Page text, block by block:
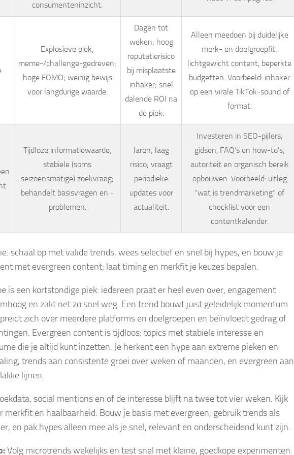
consumenteninzicht.
Explosieve piek;
meme-/challenge-gedreven;
hoge FOMO; weinig bewijs
voor langdurige waarde.
Dagen tot
weken; hoog
reputatierisico
bij misplaatste
inhaker; snel
dalende ROI na
de piek.
Alleen meedoen bij duidelijke
merk- en doelgroepfit;
lichtgewicht content, beperkte
budgetten. Voorbeeld: inhaker
op een virale TikTok-sound of
format.
Tijdloze informatiewaarde;
stabiele (soms
seizoensmatige) zoekvraag;
behandelt basisvragen en -
problemen.
Jaren; laag
risico; vraagt
periodieke
updates voor
actualiteit.
Investeren in SEO-pijlers,
gidsen, FAQ’s en how-to’s;
autoriteit en organisch bereik
opbouwen. Voorbeeld: uitleg
“wat is trendmarketing” of
checklist voor een
contentkalender.
schaal op met valide trends, wees selectief en snel bij hypes, en bouw je
met evergreen content; laat timing en merkfit je keuzes bepalen.
is een kortstondige piek: iedereen praat er heel even over, engagement
en zakt net zo snel weg. Een trend bouwt juist geleidelijk momentum
zich over meerdere platforms en doelgroepen en beïnvloedt gedrag of
Evergreen content is tijdloos: topics met stabiele interesse en
die je altijd kunt inzetten. Je herkent een hype aan extreme pieken en
trends aan consistente groei over weken of maanden, en evergreen aan
lijnen.
social mentions en of de interesse blijft na twee tot vier weken. Kijk
merkfit en haalbaarheid. Bouw je basis met evergreen, gebruik trends als
en pak hypes alleen mee als je snel, relevant en onderscheidend kunt zijn.
Volg microtrends wekelijks en test snel met kleine, goedkope experimenten.